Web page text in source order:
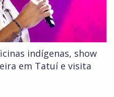
indígenas, show
em Tatuí e visita